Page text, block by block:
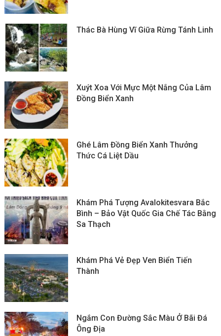
Thác Bà Hùng Vĩ Giữa Rừng Tánh Linh
Xuýt Xoa Với Mực Một Nắng Của Lâm
Đồng Biển Xanh
Ghé Lâm Đồng Biển Xanh Thưởng
Thức Cá Liệt Dầu
Khám Phá Tượng Avalokitesvara Bắc
Bình – Bảo Vật Quốc Gia Chế Tác Bằng
Sa Thạch
Khám Phá Vẻ Đẹp Ven Biển Tiến
Thành
Ngắm Con Đường Sắc Màu Ở Bãi Đá
Ông Địa